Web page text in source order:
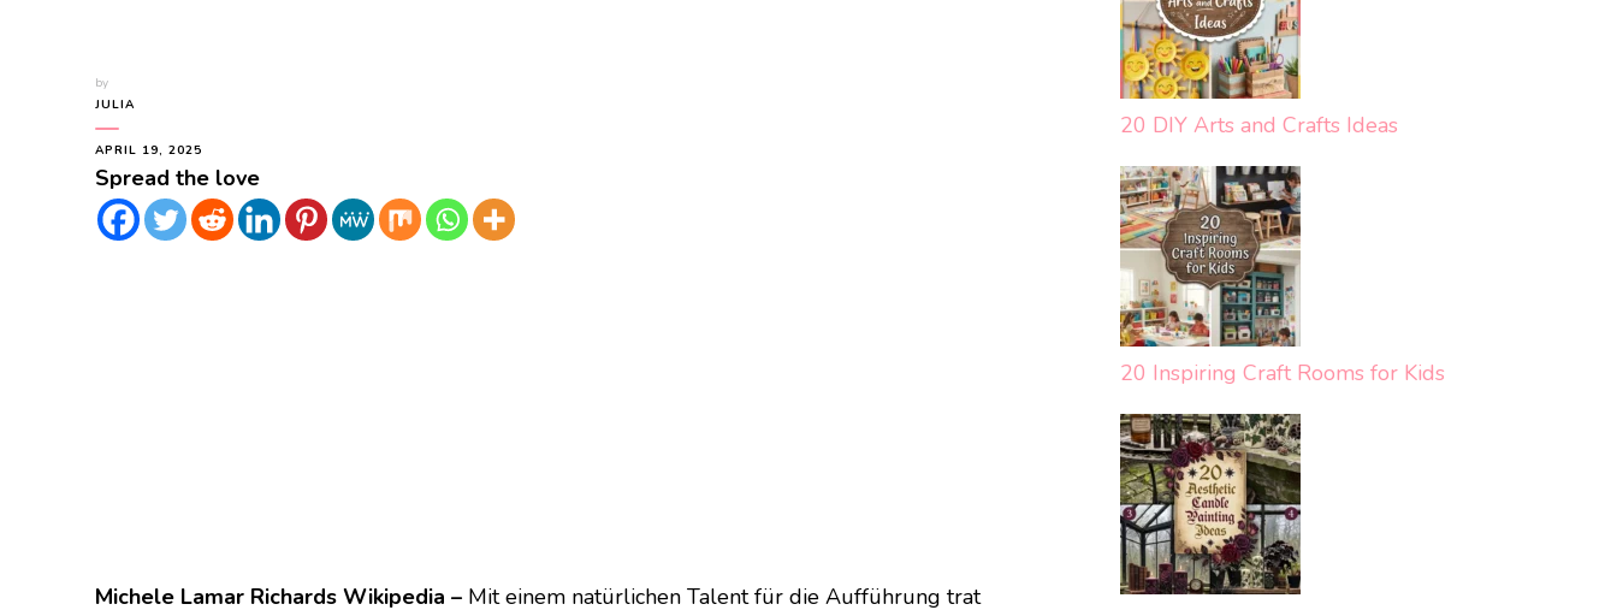
by
JULIA
APRIL 19, 2025
Spread the love
Michele Lamar Richards Wikipedia – Mit einem natürlichen Talent für die Aufführung trat
20 DIY Arts and Crafts Ideas
20 Inspiring Craft Rooms for Kids